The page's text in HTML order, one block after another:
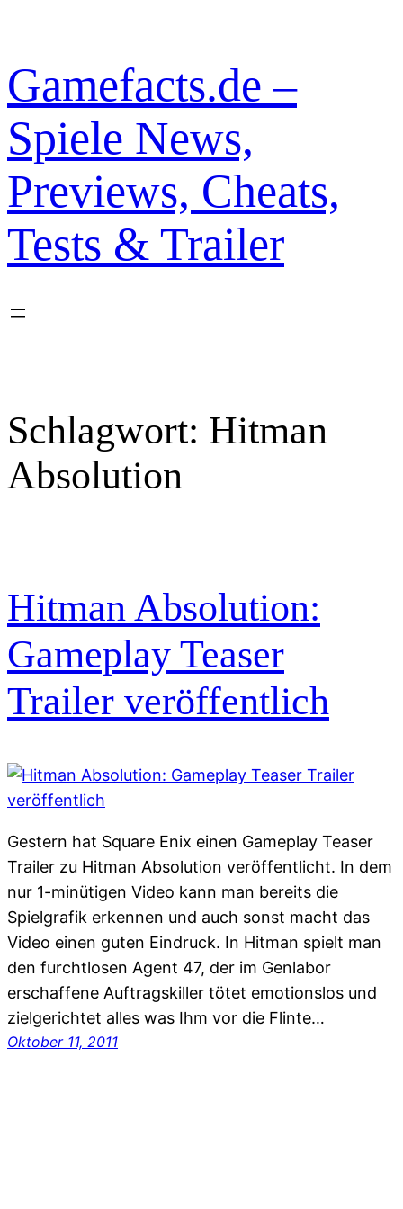
springen
Gamefacts.de –
Spiele News,
Previews, Cheats,
Tests & Trailer
Schlagwort: Hitman
Absolution
Hitman Absolution:
Gameplay Teaser
Trailer veröffentlich
Gestern hat Square Enix einen Gameplay Teaser
Trailer zu Hitman Absolution veröffentlicht. In dem
nur 1-minütigen Video kann man bereits die
Spielgrafik erkennen und auch sonst macht das
Video einen guten Eindruck. In Hitman spielt man
den furchtlosen Agent 47, der im Genlabor
erschaffene Auftragskiller tötet emotionslos und
zielgerichtet alles was Ihm vor die Flinte…
Oktober 11, 2011